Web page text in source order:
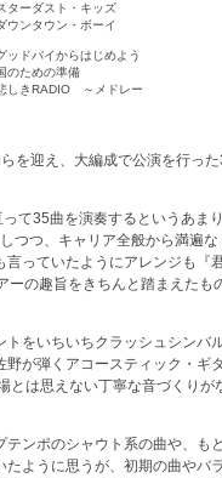
ターダスト・キッズ
ウンタウン・ボーイ
ッドバイからはじめよう
のための準備
しきRADIO ～メドレー
を迎え、大編成で公演を行っ
て35曲を演奏するというあま
つつ、キャリア全般から満遍
っていたようにアレンジも『
の趣旨をきちんと踏まえたも
をいちいちクラッシュシンバ
が弾くアコースティック・ギ
とは思えない丁寧な音づくりが
ンポのシャウト系の曲や、も
ように思うが、初期の曲やバ